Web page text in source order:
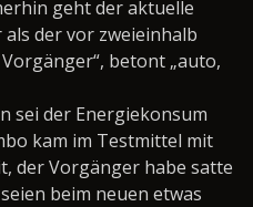
geht der aktuelle
der vor zweieinhalb
betont „auto,
sei der Energiekonsum
kam im Testmittel mit
der Vorgänger habe satte
beim neuen etwas